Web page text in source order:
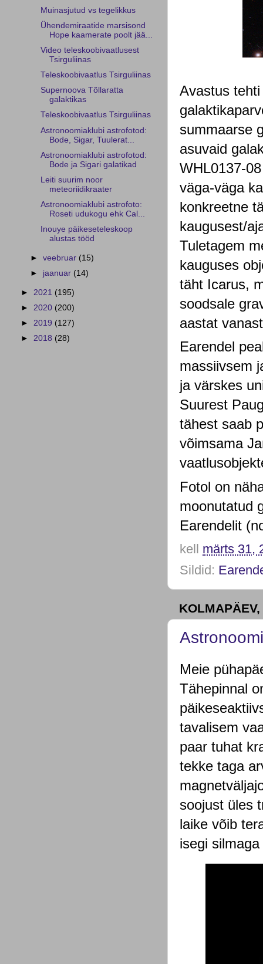
Avastus
summaarse
asuvaid
WHL0137-
väga-väga
konkreetne
kaugusest/
Tuletagem
kauguses
täht Icarus,
soodsale
aastat
Earendel
massiivsem
ja värskes
Suurest
tähest saab
võimsama
Fotol on
moonutatud
Earendelit
kell märts 31,
Sildid:
Meie
Tähepinnal
tavalisem
paar tuhat
tekke taga
soojust üles
laike võib
isegi
Muinasjutud vs tegelikkus
Ühendemiraatide marsisond
Hope kaamerate poolt jää...
Video teleskoobivaatlusest
Tsirguliinas
Teleskoobivaatlus Tsirguliinas
Supernoova Tõllaratta
galaktikas
Teleskoobivaatlus Tsirguliinas
Astronoomiaklubi astrofotod:
Bode, Sigar, Tuulerat...
Astronoomiaklubi astrofotod:
Bode ja Sigari galatikad
Leiti suurim noor
meteoriidikraater
Astronoomiaklubi astrofoto:
Roseti udukogu ehk Cal...
Inouye päikeseteleskoop
alustas tööd
►veebruar (15)
► jaanuar (14)
► 2021 (195)
► 2020 (200)
► 2019 (127)
► 2018 (28)